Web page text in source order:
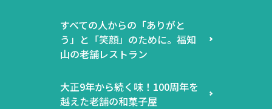
すべての人からの「ありがと
う」と「笑顔」のために。福知
山の老舗レストラン
大正9年から続く味！100周年を
越えた老舗の和菓子屋